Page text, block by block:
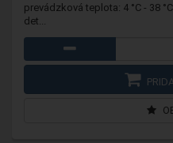
prevádzková teplota: 4 °C - 38
det...